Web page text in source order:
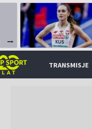
TRANSMISJE